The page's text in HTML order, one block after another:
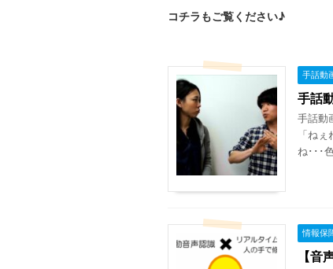
コチラもご覧ください♪
手話動
手話
手話動
「ね
ね･･･
情報保
【